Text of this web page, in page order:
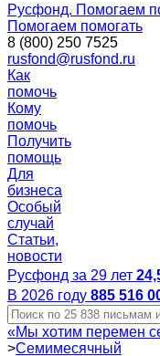
Русфонд. Помогаем
Помогаем помогать
8 (800) 250 7525
rusfond@rusfond.ru
Как
помочь
Кому
помочь
Получить
помощь
Для
бизнеса
Особый
случай
Статьи,
новости
Русфонд за 29 лет
В 2026 году 885 516
«Мы хотим перемен
>Семимесячный